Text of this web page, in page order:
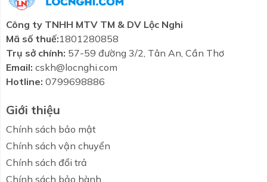
Công ty TNHH MTV TM & DV Lộc Nghi
Mã số thuế:1801280858
Trụ sở chính: 57-59 đường 3/2, Tân An, Cần Thơ
Email: cskh@locnghi.com
Hotline: 0799698886
Giới thiệu
Chính sách bảo mật
Chính sách vận chuyển
Chính sách đổi trả
Chính sách bảo hành